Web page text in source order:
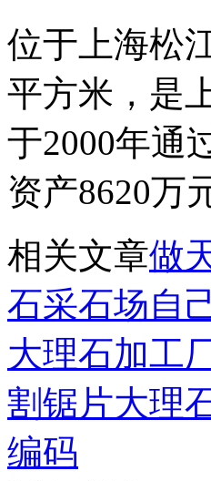
位于上海松
平方米，是
于2000年通
资产8620万
相关文章做
石采石场自
大理石加工
割锯片大理
编码